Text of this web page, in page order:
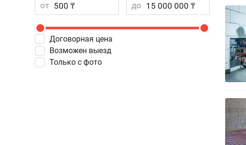
от до
Договорная цена
Возможен выезд
Только с фото